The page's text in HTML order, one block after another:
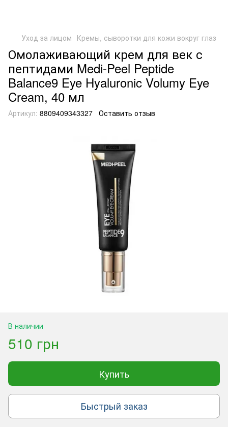
Уход за лицом Кремы, сыворотки для кожи вокруг глаз
Омолаживающий крем для век с
пептидами Medi-Peel Peptide
Balance9 Eye Hyaluronic Volumy Eye
Cream, 40 мл
Артикул: 8809409343327 Оставить отзыв
В наличии
510 грн
Купить
Быстрый заказ